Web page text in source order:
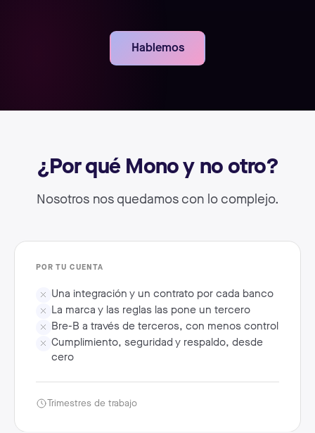
Hablemos
¿Por qué Mono y no otro?
Nosotros nos quedamos con lo complejo.
POR TU CUENTA
Una integración y un contrato por cada banco
La marca y las reglas las pone un tercero
Bre-B a través de terceros, con menos control
Cumplimiento, seguridad y respaldo, desde
cero
Trimestres de trabajo